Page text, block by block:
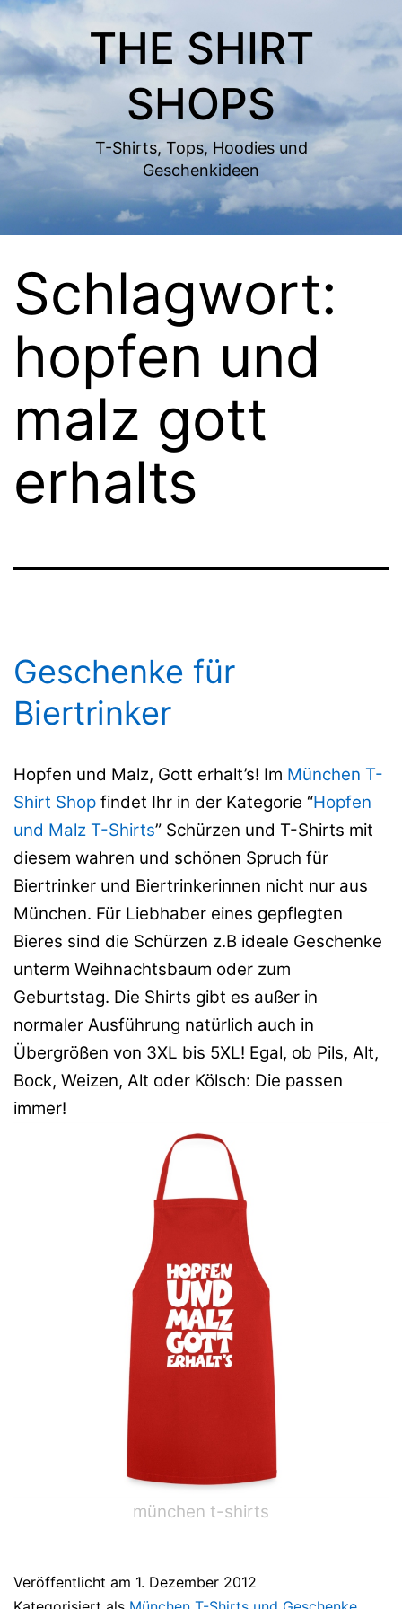
Zum
Inhalt
springen
THE SHIRT
SHOPS
T-Shirts, Tops, Hoodies und
Geschenkideen
Schlagwort:
hopfen und
malz gott
erhalts
Geschenke für
Biertrinker
Hopfen und Malz, Gott erhalt’s! Im München T-
Shirt Shop findet Ihr in der Kategorie “Hopfen
und Malz T-Shirts” Schürzen und T-Shirts mit
diesem wahren und schönen Spruch für
Biertrinker und Biertrinkerinnen nicht nur aus
München. Für Liebhaber eines gepflegten
Bieres sind die Schürzen z.B ideale Geschenke
unterm Weihnachtsbaum oder zum
Geburtstag. Die Shirts gibt es außer in
normaler Ausführung natürlich auch in
Übergrößen von 3XL bis 5XL! Egal, ob Pils, Alt,
Bock, Weizen, Alt oder Kölsch: Die passen
immer!
münchen t-shirts
Veröffentlicht am 1. Dezember 2012